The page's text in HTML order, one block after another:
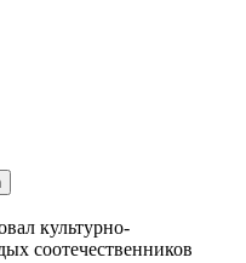
культурно-
соотечественников